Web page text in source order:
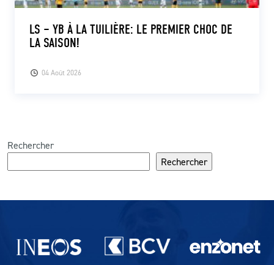
04 Août 2026
LS – YB À LA TUILIÈRE: LE PREMIER CHOC DE
LA SAISON!
Rechercher
Rechercher
Partenaires du lausanne-Sport